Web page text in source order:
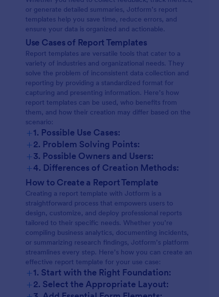
or generate detailed summaries, Jotform’s report
templates help you save time, reduce errors, and
ensure your data is organized and actionable.
Use Cases of Report Templates
Report templates are versatile tools that cater to a
variety of industries and organizational needs. They
solve the problem of inconsistent data collection and
reporting by providing a standardized format for
capturing and presenting information. Here’s how
report templates can be used, who benefits from
them, and how their creation may differ based on the
scenario:
+1. Possible Use Cases:
+2. Problem Solving Points:
+3. Possible Owners and Users:
+4. Differences of Creation Methods:
How to Create a Report Template
Creating a report template with Jotform is a
straightforward process that empowers users to
design, customize, and deploy professional reports
tailored to their specific needs. Whether you’re
compiling business analytics, documenting incidents,
or summarizing research findings, Jotform’s platform
streamlines every step. Here’s how you can create an
effective report template for your use case:
+1. Start with the Right Foundation:
+2. Select the Appropriate Layout: